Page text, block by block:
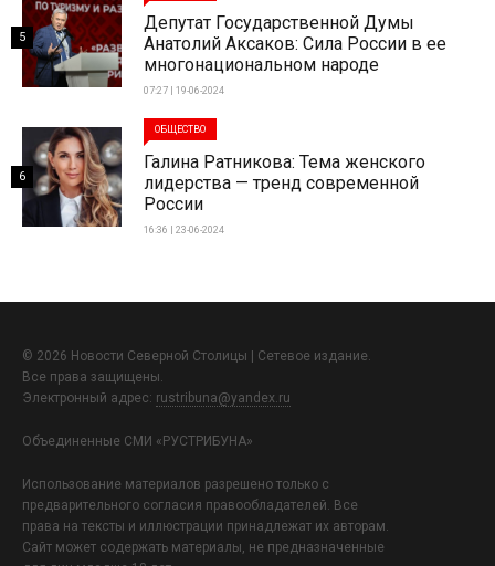
Депутат Государственной Думы
Анатолий Аксаков: Сила России в ее
многонациональном народе
07:27 | 19-06-2024
5
ОБЩЕСТВО
Галина Ратникова: Тема женского
лидерства — тренд современной
России
16:36 | 23-06-2024
6
© 2026 Новости Северной Столицы | Сетевое издание.
Все права защищены.
Электронный адрес: rustribuna@yandex.ru
Объединенные СМИ «РУСТРИБУНА»
Использование материалов разрешено только с
предварительного согласия правообладателей. Все
права на тексты и иллюстрации принадлежат их авторам.
Сайт может содержать материалы, не предназначенные